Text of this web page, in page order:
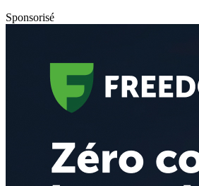
Sponsorisé